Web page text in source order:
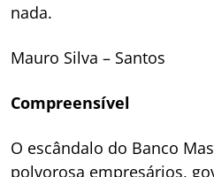
nada.
Mauro Silva – Santos
Compreensível
O escândalo do Banco
polvorosa empresários,